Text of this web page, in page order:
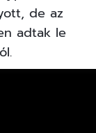
de az
adtak le